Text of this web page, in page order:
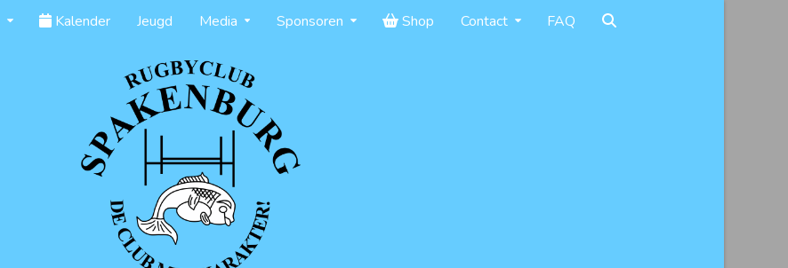
Kalender Jeugd Media Sponsoren Shop Contact FAQ